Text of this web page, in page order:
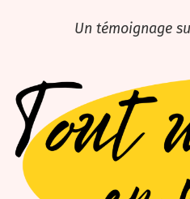
Un témoignage